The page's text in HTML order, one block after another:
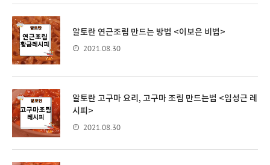
알토란 연근조림 만드는 방법 <이보은 비법>
2021.08.30
알토란 고구마 요리, 고구마 조림 만드는법 <임성근 레
시피>
2021.08.30